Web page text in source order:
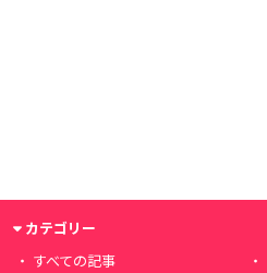
カテゴリー
すべての記事